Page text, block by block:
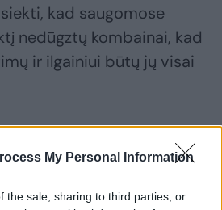
My Personal Information
the sale, sharing to third parties, or
kad saugomose
nedūgztų kombainai, kad
ir ilgainiui būtų jų visai